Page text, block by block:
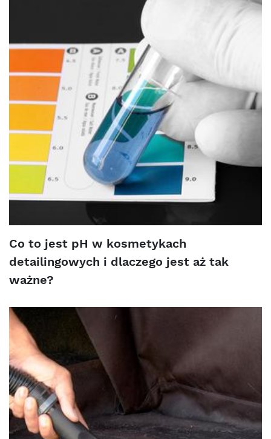
Co to jest pH w kosmetykach
detailingowych i dlaczego jest aż tak
ważne?